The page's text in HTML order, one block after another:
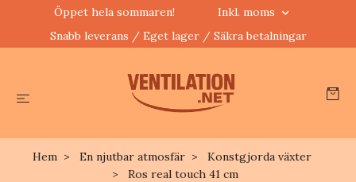
Öppet hela sommaren!
Inkl. moms
Snabb leverans / Eget lager / Säkra betalningar
Hem En njutbar atmosfär
Konstgjorda växter
Ros real touch 41 cm